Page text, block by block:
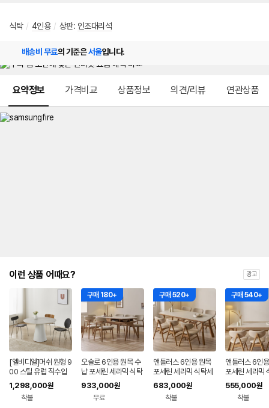
식탁 / 4인용 / 상판: 인조대리석
배송비 무료의 기준은서울입니다.
요약정보 가격비교 상품정보 의견/리뷰 연관상품
이런 상품 어때요? 광고
[엘비디엘]머쉬 원형 9
00 스틸 유럽 직수입
포세린 세라믹 식탁 12
T 테이블
1,298,000원
착불
구매 180+
오슬로 6인용 원목 수
납 포세린 세라믹 식탁
세트 식탁+의자6, 18
00mm, 쿠키
933,000원
무료
구매 520+
앤틀러스 6인용 원목
포세린 세라믹 식탁세
트 식탁+의자6, 2000
mm, 쿠키
683,000원
착불
구매 540+
앤틀러스 6인
포세린 세라믹
트 식탁+의자
1, 1800mm,
555,000원
착불